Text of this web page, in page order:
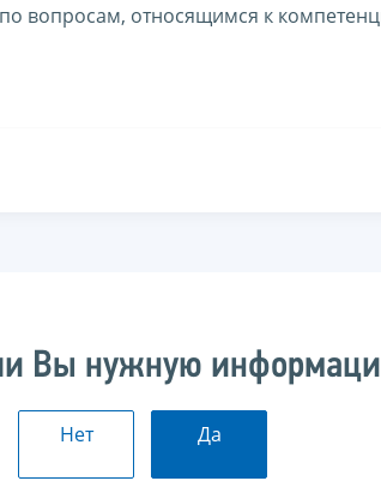
вопросам, относящимся к
Вы нужную
Нет Да